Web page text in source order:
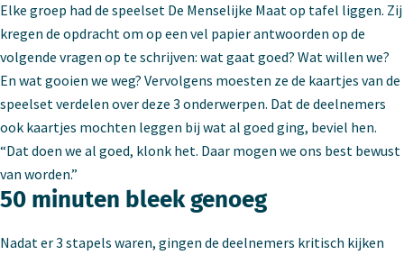
Elke groep had de speelset De Menselijke Maat op tafel liggen. Zij
kregen de opdracht om op een vel papier antwoorden op de
volgende vragen op te schrijven: wat gaat goed? Wat willen we?
En wat gooien we weg? Vervolgens moesten ze de kaartjes van de
speelset verdelen over deze 3 onderwerpen. Dat de deelnemers
ook kaartjes mochten leggen bij wat al goed ging, beviel hen.
“Dat doen we al goed, klonk het. Daar mogen we ons best bewust
van worden.”
50 minuten bleek genoeg
Nadat er 3 stapels waren, gingen de deelnemers kritisch kijken